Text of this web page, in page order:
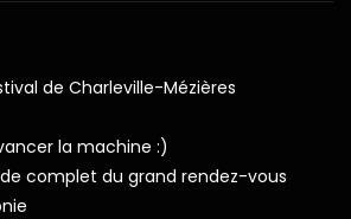
de Charleville-Mézières
la machine :)
complet du grand rendez-vous